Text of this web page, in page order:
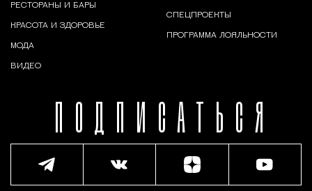
ПОДПИСАТЬСЯ
РЕСТОРАНЫ И БАРЫ
КРАСОТА И ЗДОРОВЬЕ
МОДА
ВИДЕО
СПЕЦПРОЕКТЫ
ПРОГРАММА ЛОЯЛЬНОСТИ